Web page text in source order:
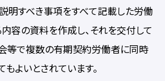
説明すべき事項をすべて記載した労働
容の資料を作成し、それを交付して
等で複数の有期契約労働者に同時
よいとされています。